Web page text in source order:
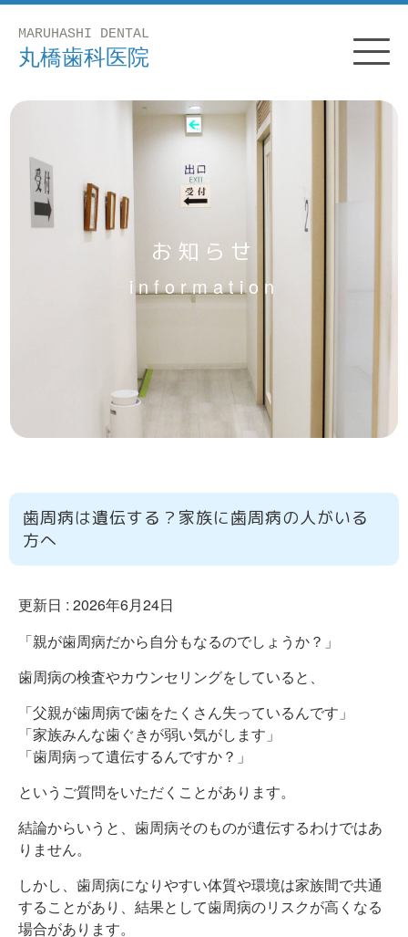
お知らせ
information
歯周病は遺伝する？家族に歯周病の人がいる
方へ
更新日 : 2026年6月24日
「親が歯周病だから自分もなるのでしょうか？」
歯周病の検査やカウンセリングをしていると、
「父親が歯周病で歯をたくさん失っているんです」
「家族みんな歯ぐきが弱い気がします」
「歯周病って遺伝するんですか？」
というご質問をいただくことがあります。
結論からいうと、 歯周病そのものが遺伝するわけではあ
りません。
しかし、歯周病になりやすい体質や環境は家族間で共通
することがあり、結果として歯周病のリスクが高くなる
場合があります。